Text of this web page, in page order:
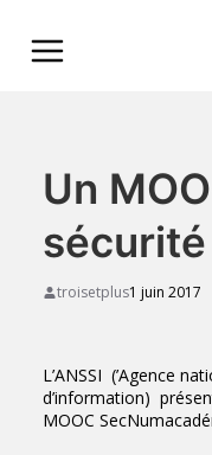
content
Un
troisetplus1 juin 2017
L’ANSSI (’Agence
d’information)
MOOC